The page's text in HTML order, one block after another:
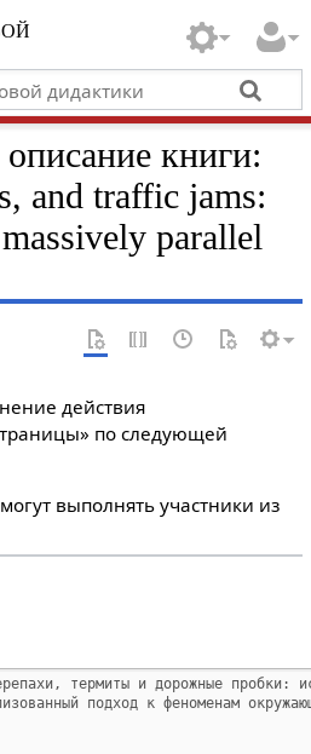
описание книги:
and traffic jams:
parallel
действия
по следующей
выполнять участники из